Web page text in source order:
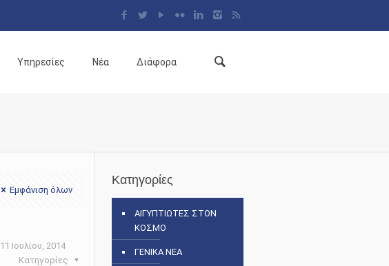
Υπηρεσίες Νέα Διάφορα
Εμφάνιση όλων
11 Ιουλίου, 2014
Κατηγορίες
Κατηγορίες
ΑΙΓΥΠΤΙΩΤΕΣ ΣΤΟΝ
ΚΟΣΜΟ
ΓΕΝΙΚΑ ΝΕΑ